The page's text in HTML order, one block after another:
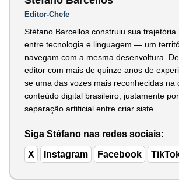
Editor-Chefe
Stéfano Barcellos construiu sua trajetória
entre tecnologia e linguagem — um
navegam com a mesma desenvoltura.
editor com mais de quinze anos de
se uma das vozes mais reconhecidas na
conteúdo digital brasileiro, justamente
separação artificial entre criar siste...
Siga Stéfano nas redes sociais:
X Instagram Facebook